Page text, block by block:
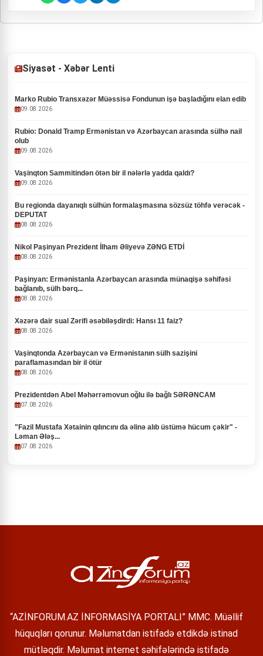
Siyasət - Xəbər Lenti
Marko Rubio Transxəzər Müəssisə Fondunun işə başladığını elan edib
09.08.2026
Rubio: Donald Tramp Ermənistan və Azərbaycan arasında sülhə nail
olub
09.08.2026
Vaşinqton Sammitindən ötən bir il nələrlə yadda qaldı?
09.08.2026
Bu regionda dayanıqlı sülhün formalaşmasına sözsüz töhfə verəcək -
DEPUTAT
08.08.2026
Nikol Paşinyan Prezident İlham Əliyevə ZƏNG ETDİ
08.08.2026
Paşinyan: Ermənistanla Azərbaycan arasında münaqişə səhifəsi
bağlanıb, sülh bərq...
08.08.2026
Xəzərə dair sual Zərifi əsəbiləşdirdi: Hansı 11 faiz?
08.08.2026
Vaşinqtonda Azərbaycan və Ermənistanın sülh sazişini
paraflamasından bir il ötür
08.08.2026
Prezidentdən Abel Məhərrəmovun oğlu ilə bağlı SƏRƏNCAM
07.08.2026
"Fazil Mustafa Xətainin qılıncını da əlinə alıb üstümə hücum çəkir" -
Ləman Ələş...
07.08.2026
“AZİNFORUM.AZ İNFORMASİYA PORTALI” MMC. Müəllif
hüquqları qorunur. Məlumatdan istifadə etdikdə istinad
mütləqdir. Məlumat internet səhifələrində istifadə